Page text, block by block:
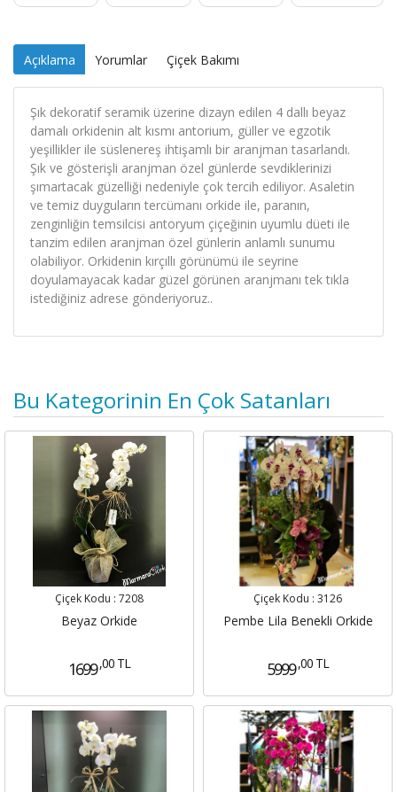
Açıklama Yorumlar Çiçek Bakımı
Şık dekoratif seramik üzerine dizayn edilen 4 dallı beyaz
damalı orkidenin alt kısmı antorium, güller ve egzotik
yeşillikler ile süslenereş ihtişamlı bir aranjman tasarlandı.
Şık ve gösterişli aranjman özel günlerde sevdiklerinizi
şımartacak güzelliği nedeniyle çok tercih ediliyor. Asaletin
ve temiz duyguların tercümanı orkide ile, paranın,
zenginliğin temsilcisi antoryum çiçeğinin uyumlu düeti ile
tanzim edilen aranjman özel günlerin anlamlı sunumu
olabiliyor. Orkidenin kırçıllı görünümü ile seyrine
doyulamayacak kadar güzel görünen aranjmanı tek tıkla
istediğiniz adrese gönderiyoruz..
Bu Kategorinin En Çok Satanları
Çiçek Kodu : 7208
Beyaz Orkide
1699 ,00 TL
Çiçek Kodu : 3126
Pembe Lila Benekli Orkide
5999 ,00 TL